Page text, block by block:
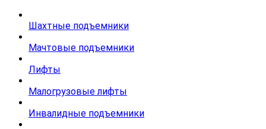
Шахтные подъемники
Мачтовые подъемники
Лифты
Малогрузовые лифты
Инвалидные подъемники